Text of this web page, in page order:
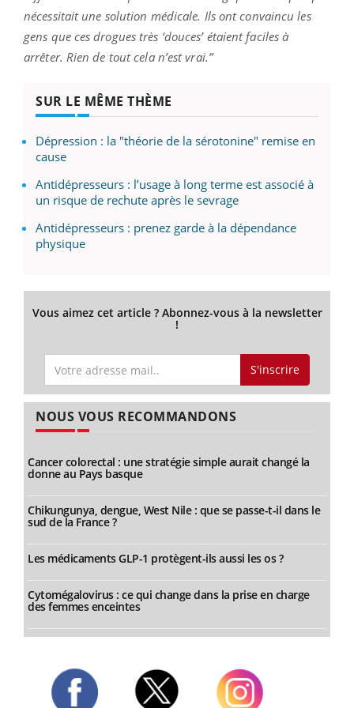
nécessitait une solution médicale. Ils ont convaincu les
gens que ces drogues très ‘douces’ étaient faciles à
arrêter. Rien de tout cela n’est vrai.”
SUR LE MÊME THÈME
Dépression : la "théorie de la sérotonine" remise en
cause
Antidépresseurs : l’usage à long terme est associé à
un risque de rechute après le sevrage
Antidépresseurs : prenez garde à la dépendance
physique
Vous aimez cet article ? Abonnez-vous à la newsletter
!
S'inscrire
NOUS VOUS RECOMMANDONS
Cancer colorectal : une stratégie simple aurait changé la
donne au Pays basque
Chikungunya, dengue, West Nile : que se passe-t-il dans le
sud de la France ?
Les médicaments GLP-1 protègent-ils aussi les os ?
Cytomégalovirus : ce qui change dans la prise en charge
des femmes enceintes